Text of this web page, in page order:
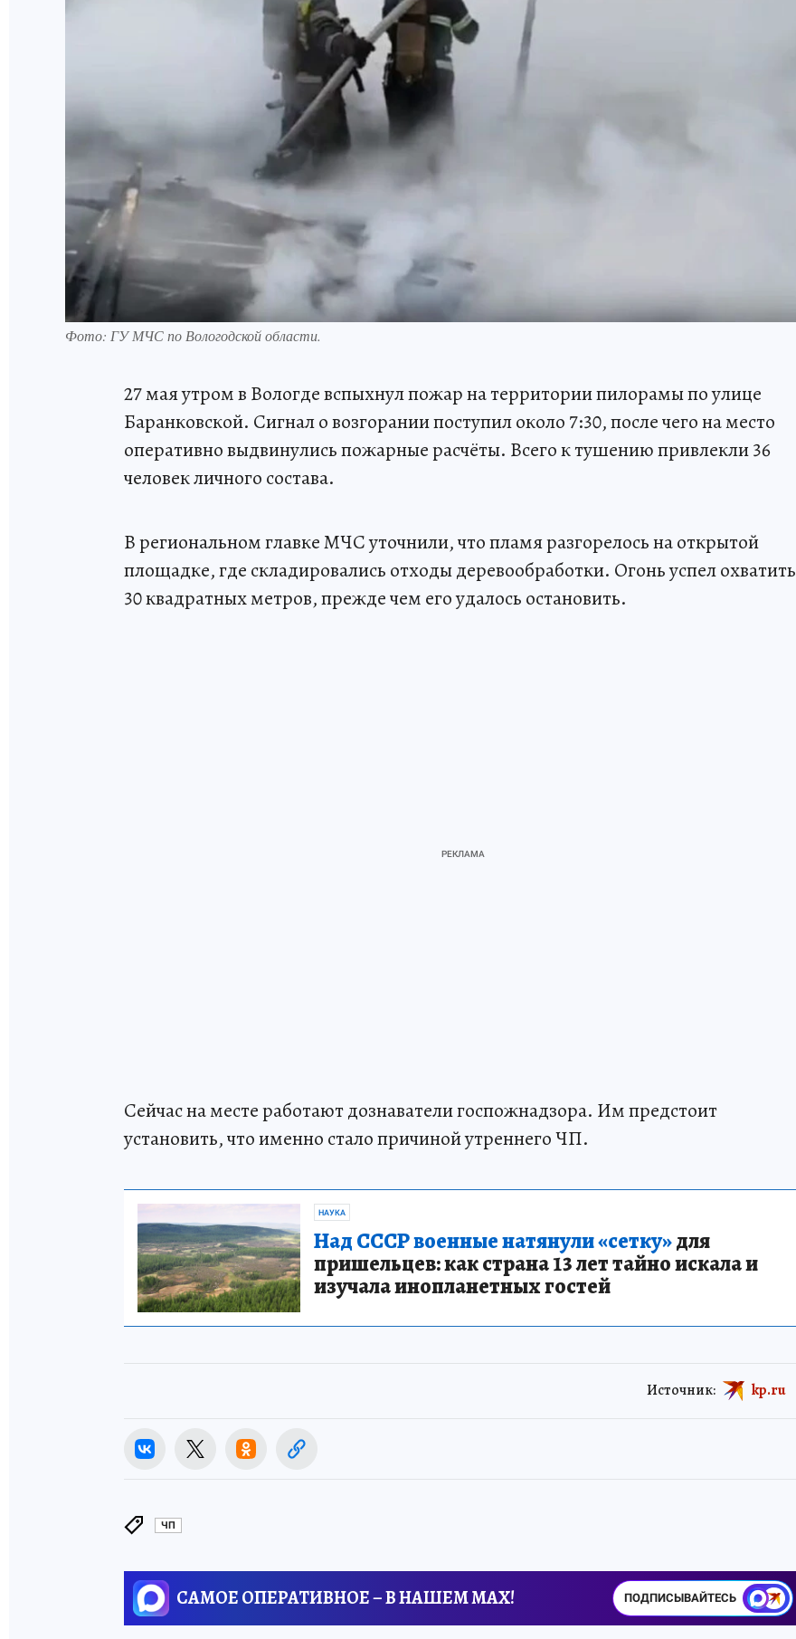
Фото: ГУ МЧС по Вологодской области.
27 мая утром в Вологде вспыхнул пожар на территории пилорамы по улице
Баранковской. Сигнал о возгорании поступил около 7:30, после чего на место
оперативно выдвинулись пожарные расчёты. Всего к тушению привлекли 36
человек личного состава.
В региональном главке МЧС уточнили, что пламя разгорелось на открытой
площадке, где складировались отходы деревообработки. Огонь успел охватить
30 квадратных метров, прежде чем его удалось остановить.
Сейчас на месте работают дознаватели госпожнадзора. Им предстоит
установить, что именно стало причиной утреннего ЧП.
НАУКА
Над СССР военные натянули «сетку»для
пришельцев: как страна 13 лет тайно искала и
изучала инопланетных гостей
Источник: kp.ru
ЧП
САМОЕ ОПЕРАТИВНОЕ – В НАШЕМ MAX! ПОДПИСЫВАЙТЕСЬ